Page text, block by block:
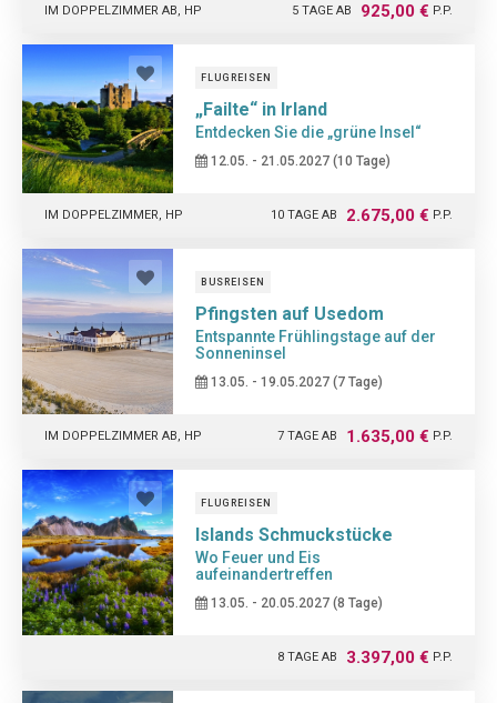
5 TAGE AB 925,00 € P.P.
IM DOPPELZIMMER AB, HP
FLUGREISEN
„Failte“ in Irland
Entdecken Sie die „grüne Insel“
12.05. - 21.05.2027 (10 Tage)
10 TAGE AB 2.675,00 € P.P.
IM DOPPELZIMMER, HP
BUSREISEN
Pfingsten auf Usedom
Entspannte Frühlingstage auf der
Sonneninsel
13.05. - 19.05.2027 (7 Tage)
7 TAGE AB 1.635,00 € P.P.
IM DOPPELZIMMER AB, HP
FLUGREISEN
Islands Schmuckstücke
Wo Feuer und Eis
aufeinandertreffen
13.05. - 20.05.2027 (8 Tage)
8 TAGE AB 3.397,00 € P.P.